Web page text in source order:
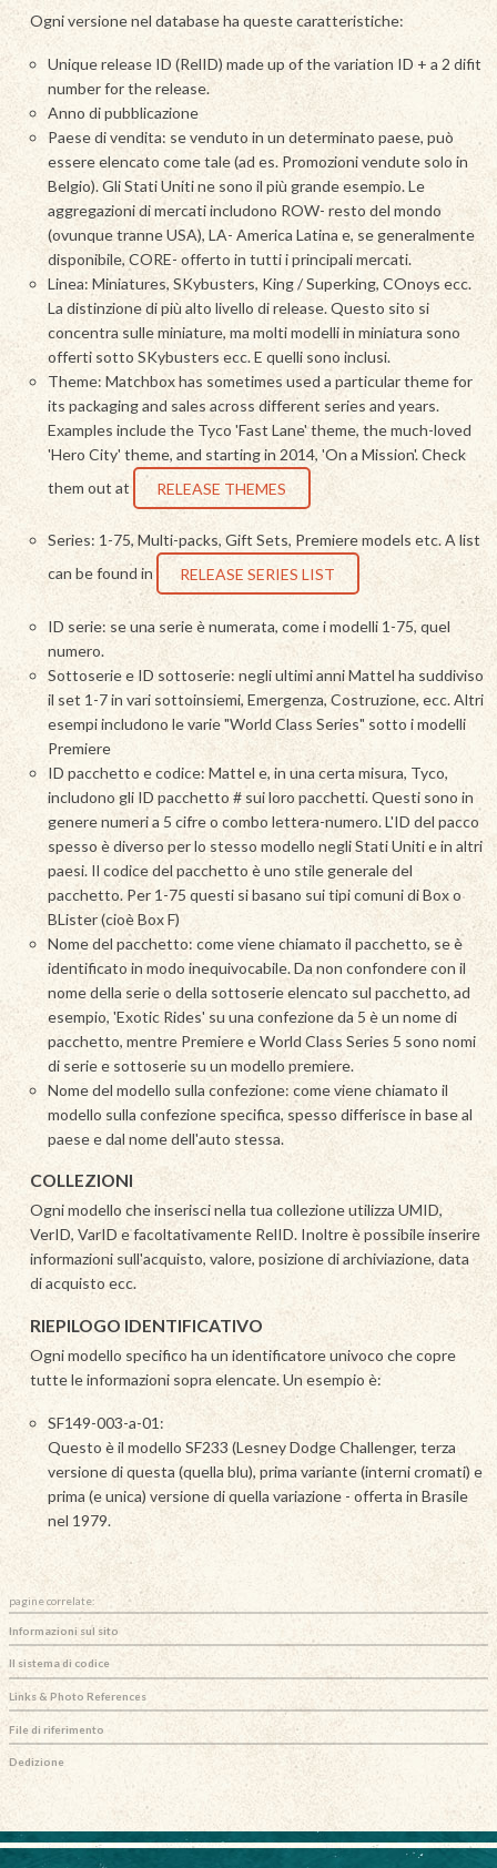
Ogni versione nel database ha queste caratteristiche:
Unique release ID (RelID) made up of the variation ID + a 2 difit
number for the release.
Anno di pubblicazione
Paese di vendita: se venduto in un determinato paese, può
essere elencato come tale (ad es. Promozioni vendute solo in
Belgio). Gli Stati Uniti ne sono il più grande esempio. Le
aggregazioni di mercati includono ROW- resto del mondo
(ovunque tranne USA), LA- America Latina e, se generalmente
disponibile, CORE- offerto in tutti i principali mercati.
Linea: Miniatures, SKybusters, King / Superking, COnoys ecc.
La distinzione di più alto livello di release. Questo sito si
concentra sulle miniature, ma molti modelli in miniatura sono
offerti sotto SKybusters ecc. E quelli sono inclusi.
Theme: Matchbox has sometimes used a particular theme for
its packaging and sales across different series and years.
Examples include the Tyco 'Fast Lane' theme, the much-loved
'Hero City' theme, and starting in 2014, 'On a Mission'. Check
them out at
RELEASE THEMES
Series: 1-75, Multi-packs, Gift Sets, Premiere models etc. A list
can be found in
RELEASE SERIES LIST
ID serie: se una serie è numerata, come i modelli 1-75, quel
numero.
Sottoserie e ID sottoserie: negli ultimi anni Mattel ha suddiviso
il set 1-7 in vari sottoinsiemi, Emergenza, Costruzione, ecc. Altri
esempi includono le varie "World Class Series" sotto i modelli
Premiere
ID pacchetto e codice: Mattel e, in una certa misura, Tyco,
includono gli ID pacchetto # sui loro pacchetti. Questi sono in
genere numeri a 5 cifre o combo lettera-numero. L'ID del pacco
spesso è diverso per lo stesso modello negli Stati Uniti e in altri
paesi. Il codice del pacchetto è uno stile generale del
pacchetto. Per 1-75 questi si basano sui tipi comuni di Box o
BLister (cioè Box F)
Nome del pacchetto: come viene chiamato il pacchetto, se è
identificato in modo inequivocabile. Da non confondere con il
nome della serie o della sottoserie elencato sul pacchetto, ad
esempio, 'Exotic Rides' su una confezione da 5 è un nome di
pacchetto, mentre Premiere e World Class Series 5 sono nomi
di serie e sottoserie su un modello premiere.
Nome del modello sulla confezione: come viene chiamato il
modello sulla confezione specifica, spesso differisce in base al
paese e dal nome dell'auto stessa.
COLLEZIONI
Ogni modello che inserisci nella tua collezione utilizza UMID,
VerID, VarID e facoltativamente RelID. Inoltre è possibile inserire
informazioni sull'acquisto, valore, posizione di archiviazione, data
di acquisto ecc.
RIEPILOGO IDENTIFICATIVO
Ogni modello specifico ha un identificatore univoco che copre
tutte le informazioni sopra elencate. Un esempio è:
SF149-003-a-01:
Questo è il modello SF233 (Lesney Dodge Challenger, terza
versione di questa (quella blu), prima variante (interni cromati) e
prima (e unica) versione di quella variazione - offerta in Brasile
nel 1979.
pagine correlate:
Informazioni sul sito
Il sistema di codice
Links & Photo References
File di riferimento
Dedizione